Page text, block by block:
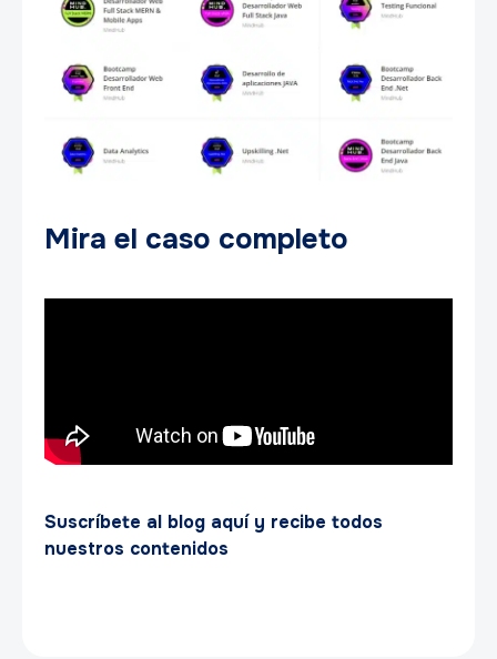
Mira el caso completo
Suscríbete al blog aquí y recibe todos
nuestros contenidos